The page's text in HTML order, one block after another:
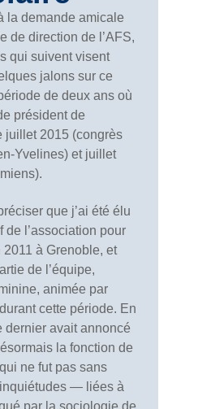
la demande amicale
de direction de l’AFS,
qui suivent visent
jalons sur ce
de deux ans où
président de
juillet 2015 (congrès
Yvelines) et juillet
que j’ai été élu
de l’association pour
2011 à Grenoble, et
de l’équipe,
animée par
cette période. En
dernier avait annoncé
la fonction de
ne fut pas sans
— liées à
par la sociologie de